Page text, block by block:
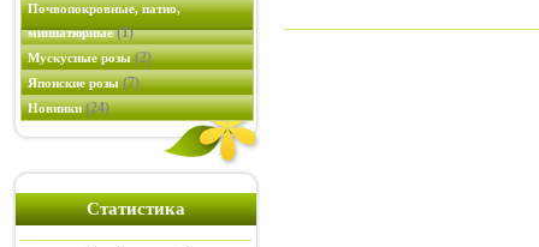
Почвопокровные, патио,
миниатюрные(1)
Мускусные розы(2)
Японские розы(7)
Новинки(24)
Статистика